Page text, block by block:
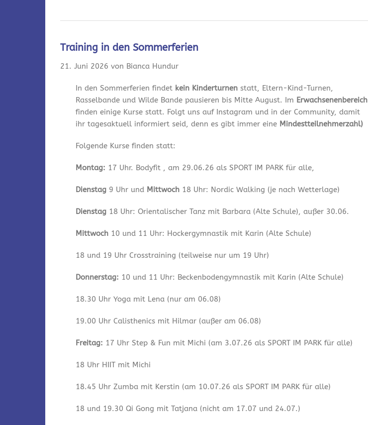
Training in den Sommerferien
21. Juni 2026 von Bianca Hundur
In den Sommerferien findet kein Kinderturnen statt, Eltern-Kind-Turnen,
Rasselbande und Wilde Bande pausieren bis Mitte August. Im Erwachsenenbereich
finden einige Kurse statt. Folgt uns auf Instagram und in der Community, damit
ihr tagesaktuell informiert seid, denn es gibt immer eine Mindestteilnehmerzahl)
Folgende Kurse finden statt:
Montag: 17 Uhr. Bodyfit , am 29.06.26 als SPORT IM PARK für alle,
Dienstag 9 Uhr und Mittwoch 18 Uhr: Nordic Walking (je nach Wetterlage)
Dienstag 18 Uhr: Orientalischer Tanz mit Barbara (Alte Schule), außer 30.06.
Mittwoch 10 und 11 Uhr: Hockergymnastik mit Karin (Alte Schule)
18 und 19 Uhr Crosstraining (teilweise nur um 19 Uhr)
Donnerstag: 10 und 11 Uhr: Beckenbodengymnastik mit Karin (Alte Schule)
18.30 Uhr Yoga mit Lena (nur am 06.08)
19.00 Uhr Calisthenics mit Hilmar (außer am 06.08)
Freitag: 17 Uhr Step & Fun mit Michi (am 3.07.26 als SPORT IM PARK für alle)
18 Uhr HIIT mit Michi
18.45 Uhr Zumba mit Kerstin (am 10.07.26 als SPORT IM PARK für alle)
18 und 19.30 Qi Gong mit Tatjana (nicht am 17.07 und 24.07.)